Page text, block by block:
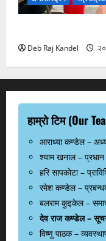
Deb Raj Kandel
हाम्रो टिम (Our
आराध्या कण्डेल –
श्याम खनाल –
हरि सापकोटा –
रमेश कण्डेल –
बलराम कुइकेल –
देव राज कण्डेल –
विष्णु पाठक –